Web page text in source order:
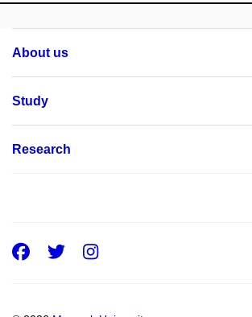
About us
Study
Research
Facebook
Twitter
Instagram